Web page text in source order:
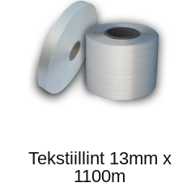
Tekstiillint 13mm x
1100m